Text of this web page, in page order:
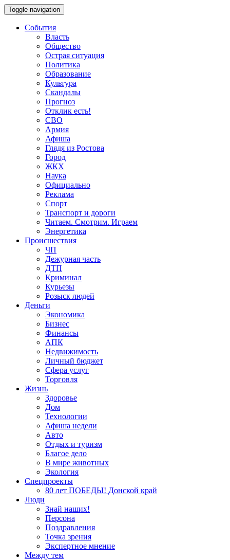
Toggle navigation
События
Власть
Общество
Острая ситуация
Политика
Образование
Культура
Скандалы
Прогноз
Отклик есть!
СВО
Армия
Афиша
Глядя из Ростова
Город
ЖКХ
Наука
Официально
Реклама
Спорт
Транспорт и дороги
Читаем. Смотрим. Играем
Энергетика
Происшествия
ЧП
Дежурная часть
ДТП
Криминал
Курьезы
Розыск людей
Деньги
Экономика
Бизнес
Финансы
АПК
Недвижимость
Личный бюджет
Сфера услуг
Торговля
Жизнь
Здоровье
Дом
Технологии
Афиша недели
Авто
Отдых и туризм
Благое дело
В мире животных
Экология
Спецпроекты
80 лет ПОБЕДЫ! Донской край
Люди
Знай наших!
Персона
Поздравления
Точка зрения
Экспертное мнение
Между тем